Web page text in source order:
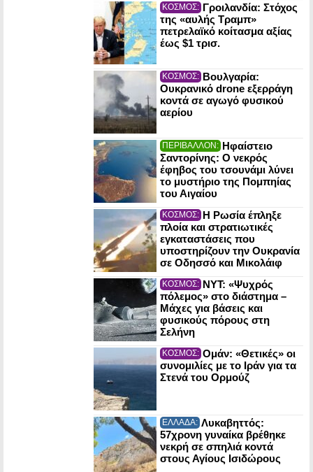
ΚΟΣΜΟΣ: Γροιλανδία: Στόχος
της «αυλής Τραμπ»
πετρελαϊκό κοίτασμα αξίας
έως $1 τρισ.
ΚΟΣΜΟΣ: Βουλγαρία:
Ουκρανικό drone εξερράγη
κοντά σε αγωγό φυσικού
αερίου
ΠΕΡΙΒΑΛΛΟΝ: Ηφαίστειο
Σαντορίνης: Ο νεκρός
έφηβος του τσουνάμι λύνει
το μυστήριο της Πομπηίας
του Αιγαίου
ΚΟΣΜΟΣ: Η Ρωσία έπληξε
πλοία και στρατιωτικές
εγκαταστάσεις που
υποστηρίζουν την Ουκρανία
σε Οδησσό και Μικολάιφ
ΚΟΣΜΟΣ: NYT: «Ψυχρός
πόλεμος» στο διάστημα –
Μάχες για βάσεις και
φυσικούς πόρους στη
Σελήνη
ΚΟΣΜΟΣ: Ομάν: «Θετικές» οι
συνομιλίες με το Ιράν για τα
Στενά του Ορμούζ
ΕΛΛΑΔΑ: Λυκαβηττός:
57χρονη γυναίκα βρέθηκε
νεκρή σε σπηλιά κοντά
στους Αγίους Ισιδώρους